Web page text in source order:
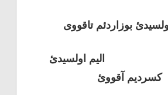
بوزاردئم تاقووی
الیم اولسیدئ
کسردیم آقووئ